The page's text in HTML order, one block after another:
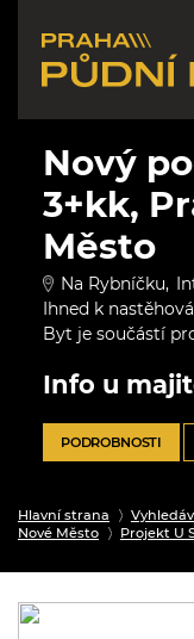
Hlavní strana
Nové Město
Projekt U
Nový
3+kk,
Město
Na Rybníčku
Ihned k
Byt je součástí
Info u
PODROBNOSTI